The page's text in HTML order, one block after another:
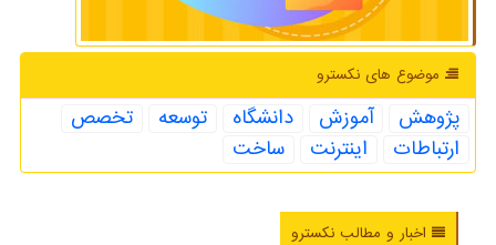
موضوع های نكسترو
پژوهش آموزش دانشگاه توسعه
تخصص
ارتباطات
اینترنت ساخت
اخبار و مطالب نکسترو